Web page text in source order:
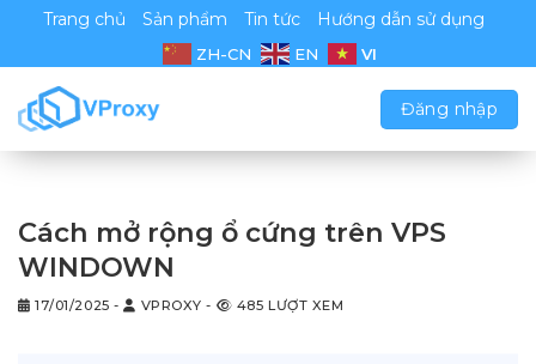
Chuyển
nội
dung
Trang chủ Sản phẩm Tin tức Hướng dẫn sử dụng
ZH-CN EN VI
Đăng nhập
Cách mở rộng ổ cứng trên VPS
WINDOWN
17/01/2025 - VPROXY - 485 LƯỢT XEM